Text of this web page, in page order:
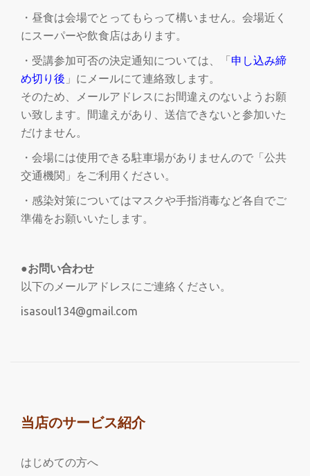
・昼食は会場でとってもらって構いません。会場近く
にスーパーや飲食店はあります。
・受講参加可否の決定通知については、「申し込み締
め切り後 」にメールにて連絡致します。
そのため、メールアドレスにお間違えのないようお願
い致します。間違えがあり、送信できないと参加いた
だけません。
・会場には使用できる駐車場がありませんので「公共
交通機関」をご利用ください。
・感染対策についてはマスクや手指消毒など各自でご
準備をお願いいたします。
●お問い合わせ
以下のメールアドレスにご連絡ください。
isasoul134@gmail.com
当店のサービス紹介
はじめての方へ